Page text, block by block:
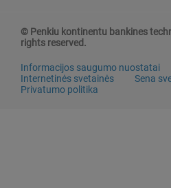
© Penkiu kontinentu bankines
rights reserved.
Informacijos saugumo nuostatai
Internetinės svetainės
Sena
Privatumo politika